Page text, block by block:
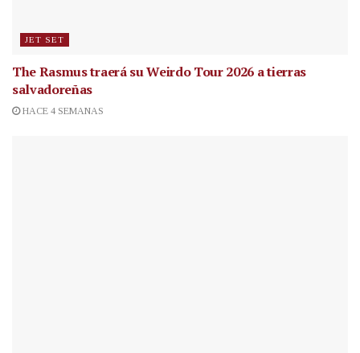
JET SET
The Rasmus traerá su Weirdo Tour 2026 a tierras
salvadoreñas
HACE 4 SEMANAS